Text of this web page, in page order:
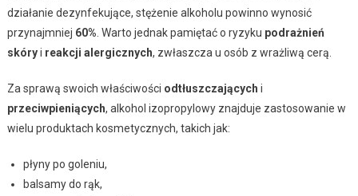
działanie dezynfekujące, stężenie alkoholu powinno wynosić
przynajmniej 60% . Warto jednak pamiętać o ryzyku podrażnień
skóryi reakcji alergicznych, zwłaszcza u osób z wrażliwą cerą.
Za sprawą swoich właściwości odtłuszczających i
przeciwpieniących, alkohol izopropylowy znajduje zastosowanie w
wielu produktach kosmetycznych, takich jak:
płyny po goleniu,
balsamy do rąk,